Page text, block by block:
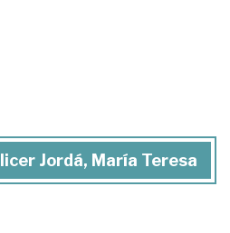
Jordá, María Teresa